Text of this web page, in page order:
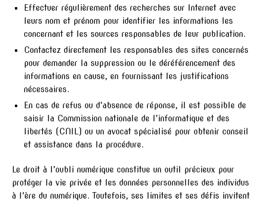
Effectuer régulièrement des recherches sur Internet avec
leurs nom et prénom pour identifier les informations les
concernant et les sources responsables de leur publication.
Contactez directement les responsables des sites concernés
pour demander la suppression ou le déréférencement des
informations en cause, en fournissant les justifications
nécessaires.
En cas de refus ou d’absence de réponse, il est possible de
saisir la Commission nationale de l’informatique et des
libertés (CNIL) ou un avocat spécialisé pour obtenir conseil
et assistance dans la procédure.
Le droit à l’oubli numérique constitue un outil précieux pour
protéger la vie privée et les données personnelles des individus
à l’ère du numérique. Toutefois, ses limites et ses défis invitent